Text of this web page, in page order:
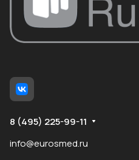
8 (495) 225-99-11
info@eurosmed.ru